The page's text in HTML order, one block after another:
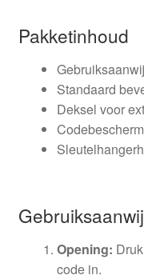
Pakketinhoud
Standaard
Deksel voor
Opening:
code in.